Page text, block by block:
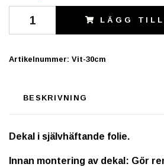
LÄGG
Artikelnummer: Vit-30cm
BESKRIVNING
Dekal i självhäftande folie.
Innan montering av dekal: Gör